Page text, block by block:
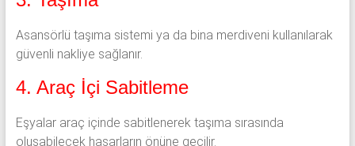
Asansörlü taşıma sistemi ya da bina merdiveni kullanılarak
güvenli nakliye sağlanır.
4. Araç İçi Sabitleme
Eşyalar araç içinde sabitlenerek taşıma sırasında
oluşabilecek hasarların önüne geçilir.